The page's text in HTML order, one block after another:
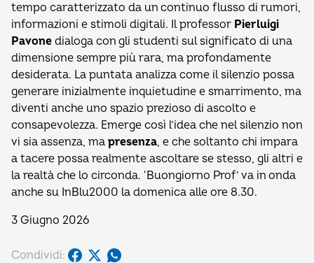
tempo caratterizzato da un continuo flusso di rumori,
informazioni e stimoli digitali. Il professor Pierluigi
Pavone dialoga con gli studenti sul significato di una
dimensione sempre più rara, ma profondamente
desiderata. La puntata analizza come il silenzio possa
generare inizialmente inquietudine e smarrimento, ma
diventi anche uno spazio prezioso di ascolto e
consapevolezza. Emerge così l’idea che nel silenzio non
vi sia assenza, ma presenza, e che soltanto chi impara
a tacere possa realmente ascoltare se stesso, gli altri e
la realtà che lo circonda. ‘Buongiorno Prof’ va in onda
anche su InBlu2000 la domenica alle ore 8.30.
3 Giugno 2026
Condividi: